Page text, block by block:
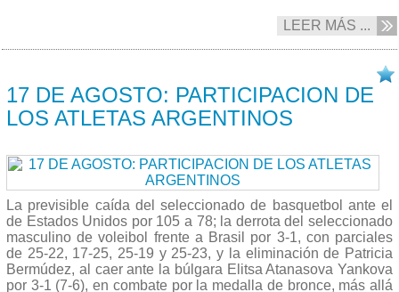
LEER MÁS ...
17 DE AGOSTO: PARTICIPACION DE
LOS ATLETAS ARGENTINOS
La previsible caída del seleccionado de basquetbol ante el
de Estados Unidos por 105 a 78; la derrota del seleccionado
masculino de voleibol frente a Brasil por 3-1, con parciales
de 25-22, 17-25, 25-19 y 25-23, y la eliminación de Patricia
Bermúdez, al caer ante la búlgara Elitsa Atanasova Yankova
por 3-1 (7-6), en combate por la medalla de bronce, más allá